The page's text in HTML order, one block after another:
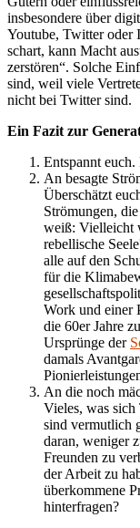
insbesondere über
Youtube, Twitter oder
schart, kann Macht
zerstören“. Solche
sind, weil viele
nicht bei Twitter sind.
Ein Fazit zur
Entspannt euch.
An besagte
Überschätzt
Strömungen,
weiß: Vielleicht
rebellische
alle auf den
für die
Work und einer
die 60er Jahre
Ursprünge der
damals
An die noch
Vieles, was sich
sind vermutlich
daran, weniger
Freunden zu
der Arbeit zu
überkommene
hinterfragen?